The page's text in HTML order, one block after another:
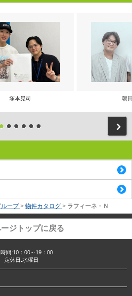
塚本晃司 朝
ープ > 物件カタログ > ラフィーネ・Ｎ
ジトップに戻る
間:10：00～19：00
定休日:水曜日